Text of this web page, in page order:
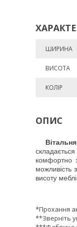
ШИРИНА
ВИСОТА
КОЛІР
ОПИС
Вітальня
комфортно
можливість
висоту
*Прохання
**Зверніть